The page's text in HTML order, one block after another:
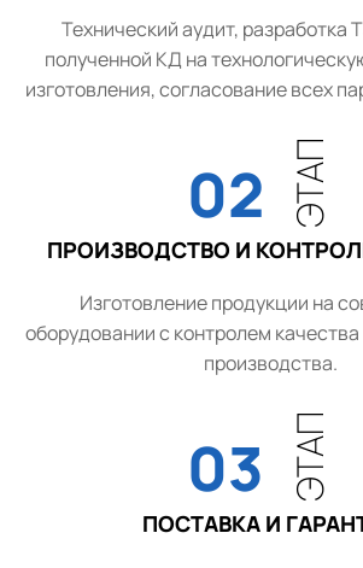
Технический аудит, разработка
полученной КД на
изготовления, согласование всех
02 ЭТАП
ПРОИЗВОДСТВО И
Изготовление продукции на
оборудовании с контролем
производства.
03 ЭТАП
ПОСТАВКА И